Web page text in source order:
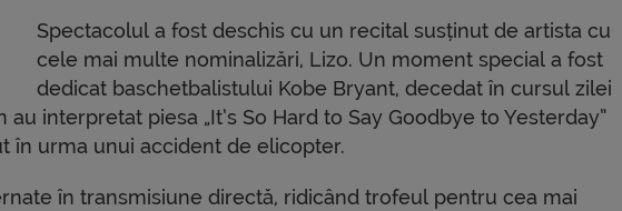
Spectacolul a fost deschis cu un recital susținut de artista cu
cele mai multe nominalizări, Lizo. Un moment special a fost
dedicat baschetbalistului Kobe Bryant, decedat în cursul zilei
interpretat piesa „It’s So Hard to Say Goodbye to Yesterday”
în urma unui accident de elicopter.
în transmisiune directă, ridicând trofeul pentru cea mai